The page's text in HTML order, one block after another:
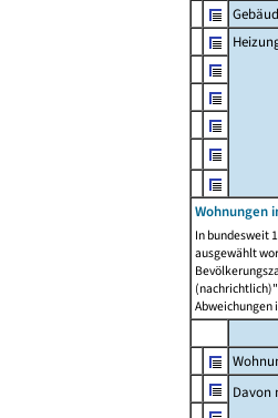
Wohnungen
In bundesweit
ausgewählt
Abweichungen
Davon